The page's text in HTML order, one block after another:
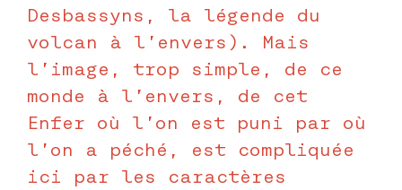
Desbassyns, la légende du
volcan à l’envers). Mais
l’image, trop simple, de ce
monde à l’envers, de cet
Enfer où l’on est puni par où
l’on a péché, est compliquée
ici par les caractères